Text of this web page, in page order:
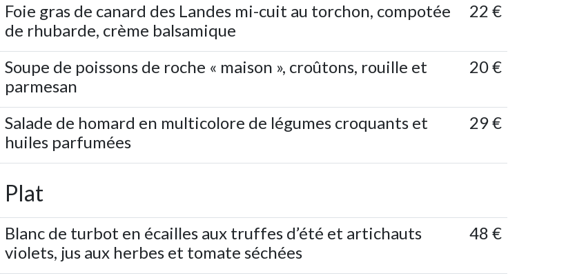
Foie gras de canard des Landes mi-cuit au torchon, compotée
de rhubarde, crème balsamique
22 €
Soupe de poissons de roche « maison », croûtons, rouille et
parmesan
20 €
Salade de homard en multicolore de légumes croquants et
huiles parfumées
29 €
Plat
Blanc de turbot en écailles aux truffes d’été et artichauts
violets, jus aux herbes et tomate séchées
48 €